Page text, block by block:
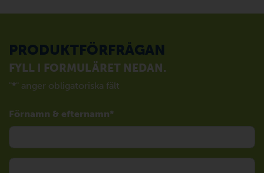
PRODUKTFÖRFRÅGAN
FYLL I FORMULÄRET NEDAN.
"*" anger obligatoriska fält
Förnamn & efternamn